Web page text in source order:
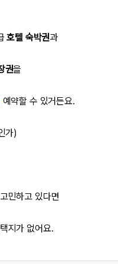
호텔 숙박권과
권을
예약할 수 있거든요.
가)
민하고 있다면
지가 없어요.